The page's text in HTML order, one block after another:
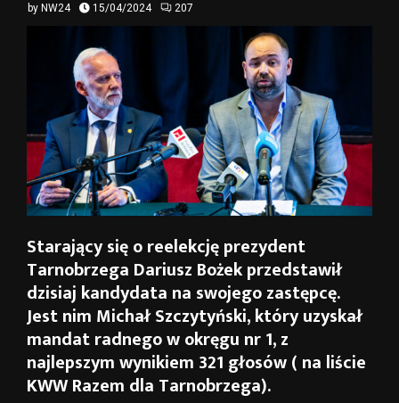
by NW24 15/04/2024 207
Starający się o reelekcję prezydent
Tarnobrzega Dariusz Bożek przedstawił
dzisiaj kandydata na swojego zastępcę.
Jest nim Michał Szczytyński, który uzyskał
mandat radnego w okręgu nr 1, z
najlepszym wynikiem 321 głosów ( na liście
KWW Razem dla Tarnobrzega).